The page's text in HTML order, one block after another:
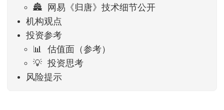
🏯 网易《归唐》技术细节公开
机构观点
投资参考
📊 估值面（参考）
💡 投资思考
风险提示